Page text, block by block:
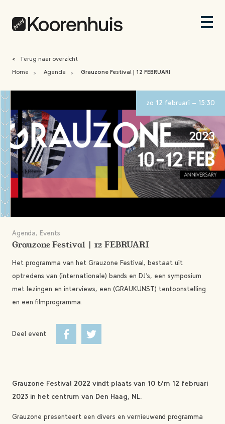
<
Terug naar overzicht
Home
> Agenda > Grauzone Festival | 12 FEBRUARI
zo 12 februari - 15:30
Agenda, Events
Grauzone Festival | 12 FEBRUARI
Het programma van het Grauzone Festival, bestaat uit
optredens van (internationale) bands en DJ’s, een symposium
met lezingen en interviews, een (GRAUKUNST) tentoonstelling
en een filmprogramma.
Deel event
Grauzone Festival 2022 vindt plaats van 10 t/m 12 februari
2023 in het centrum van Den Haag, NL.
Grauzone presenteert een divers en vernieuwend programma